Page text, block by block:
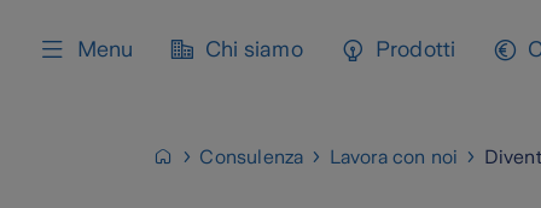
Menu Chi siamo Prodotti
Consulenza Lavora con noi